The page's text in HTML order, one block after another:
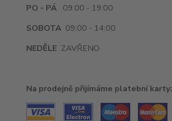
PO - PÁ 09:00 - 19:00
SOBOTA 09:00 - 14:00
NEDĚLE ZAVŘENO
Na prodejně přijímáme platební karty: